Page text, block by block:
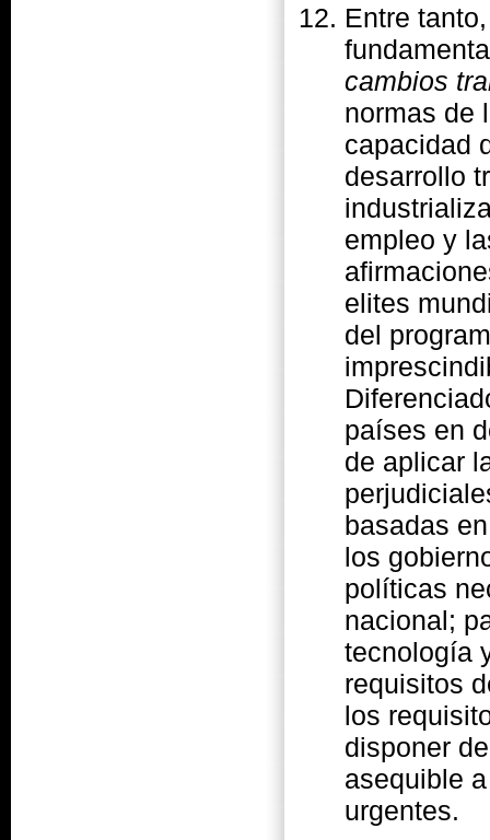
Entre
cambios
normas de
capacidad
desarrollo
empleo y
elites
del
países en
de aplicar
basadas
los
políticas
nacional;
tecnología
requisitos
los
disponer
asequible
urgentes.